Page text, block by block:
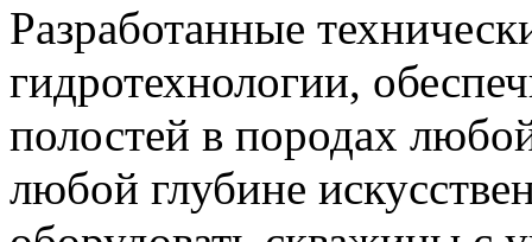
Разработанные
гидротехнологии,
полостей в породах
любой глубине